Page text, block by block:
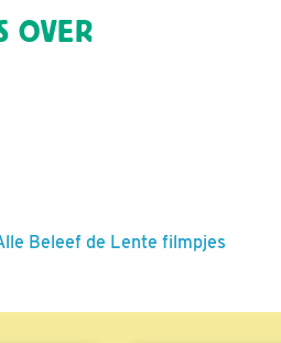
OVER
Beleef de Lente filmpjes